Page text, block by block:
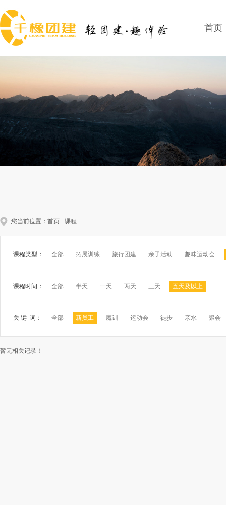
首页
您当前位置： 首页 - 课程
课程类型： 全部 拓展训练 旅行团建 亲子活动 趣味运动会
课程时间： 全部 半天 一天 两天 三天 五天及以上
关 键 词： 全部 新员工 魔训 运动会 徒步 亲水 聚会
暂无相关记录！